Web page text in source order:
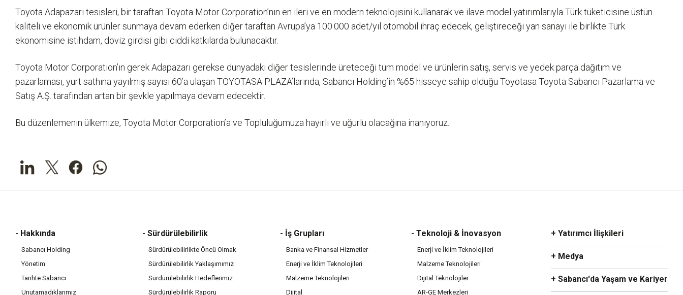
Toyota Adapazarı tesisleri, bir taraftan Toyota Motor Corporation’nın en ileri ve en modern teknolojisini kullanarak ve ilave model yatırımlarıyla Türk tüketicisine üstün
kaliteli ve ekonomik ürünler sunmaya devam ederken diğer taraftan Avrupa’ya 100.000 adet/yıl otomobil ihraç edecek, geliştireceği yan sanayi ile birlikte Türk
ekonomisine istihdam, döviz girdisi gibi ciddi katkılarda bulunacaktır.
Toyota Motor Corporation’ın gerek Adapazarı gerekse dünyadaki diğer tesislerinde üreteceği tüm model ve ürünlerin satış, servis ve yedek parça dağıtım ve
pazarlaması, yurt sathına yayılmış sayısı 60’a ulaşan TOYOTASA PLAZA’larında, Sabancı Holding’in %65 hisseye sahip olduğu Toyotasa Toyota Sabancı Pazarlama ve
Satış A.Ş. tarafından artan bir şevkle yapılmaya devam edecektir.
Bu düzenlemenin ülkemize, Toyota Motor Corporation’a ve Topluluğumuza hayırlı ve uğurlu olacağına inanıyoruz.
- Hakkında
Sabancı Holding
Yönetim
Tarihte Sabancı
Unutamadıklarımız
- Sürdürülebilirlik
Sürdürülebilirlikte Öncü Olmak
Sürdürülebilirlik Yaklaşımımız
Sürdürülebilirlik Hedeflerimiz
Sürdürülebilirlik Raporu
- İş Grupları
Banka ve Finansal Hizmetler
Enerji ve İklim Teknolojileri
Malzeme Teknolojileri
Dijital
- Teknoloji & İnovasyon
Enerji ve İklim Teknolojileri
Malzeme Teknolojileri
Dijital Teknolojiler
AR-GE Merkezleri
+ Yatırımcı İlişkileri
+ Medya
+ Sabancı'da Yaşam ve Kariyer